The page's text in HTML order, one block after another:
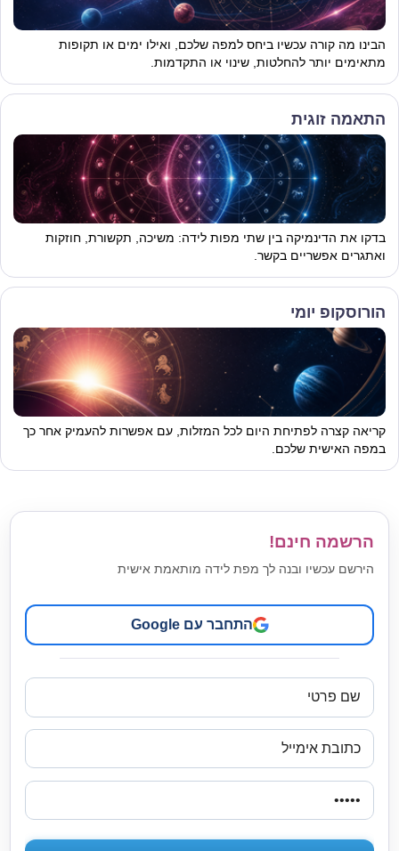
הבינו מה קורה עכשיו ביחס למפה שלכם, ואילו ימים או תקופות
מתאימים יותר להחלטות, שינוי או התקדמות.
התאמה זוגית
בדקו את הדינמיקה בין שתי מפות לידה: משיכה, תקשורת, חוזקות
ואתגרים אפשריים בקשר.
הורוסקופ יומי
קריאה קצרה לפתיחת היום לכל המזלות, עם אפשרות להעמיק אחר כך
במפה האישית שלכם.
הרשמה חינם!
הירשם עכשיו ובנה לך מפת לידה מותאמת אישית
התחבר עם Google